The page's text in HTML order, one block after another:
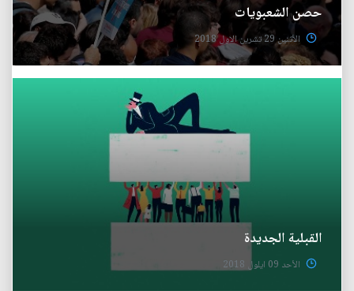
حصن الشعبويات
الأثنين 29 تشرين الاول 2018
القبلية الجديدة
الأحد 09 ايلول 2018